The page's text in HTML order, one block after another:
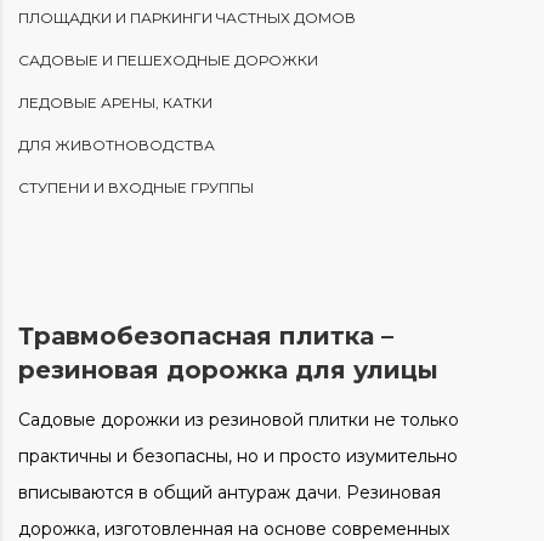
ПЛОЩАДКИ И ПАРКИНГИ ЧАСТНЫХ ДОМОВ
САДОВЫЕ И ПЕШЕХОДНЫЕ ДОРОЖКИ
ЛЕДОВЫЕ АРЕНЫ, КАТКИ
ДЛЯ ЖИВОТНОВОДСТВА
СТУПЕНИ И ВХОДНЫЕ ГРУППЫ
Травмобезопасная плитка –
резиновая дорожка для улицы
Садовые дорожки из резиновой плитки не только
практичны и безопасны, но и просто изумительно
вписываются в общий антураж дачи. Резиновая
дорожка, изготовленная на основе современных